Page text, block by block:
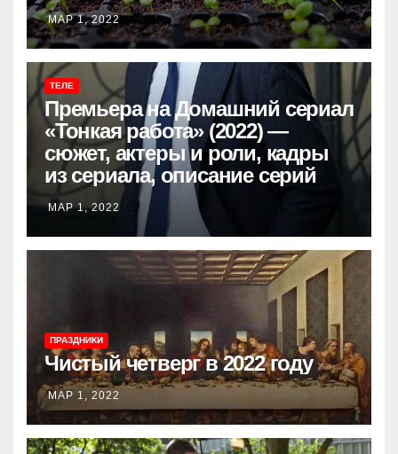
МАР 1, 2022
ТЕЛЕ
Премьера на Домашний сериал
«Тонкая работа» (2022) —
сюжет, актеры и роли, кадры
из сериала, описание серий
МАР 1, 2022
ПРАЗДНИКИ
Чистый четверг в 2022 году
МАР 1, 2022